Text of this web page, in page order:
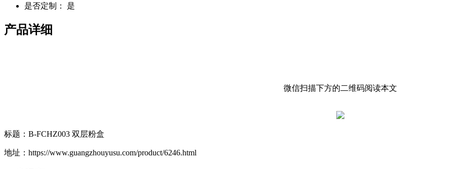
是否定制：
是
产品详细
微信扫描下方的二维码阅读本文
标题：B-FCHZ003 双层粉盒
地址：https://www.guangzhouyusu.com/product/6246.html